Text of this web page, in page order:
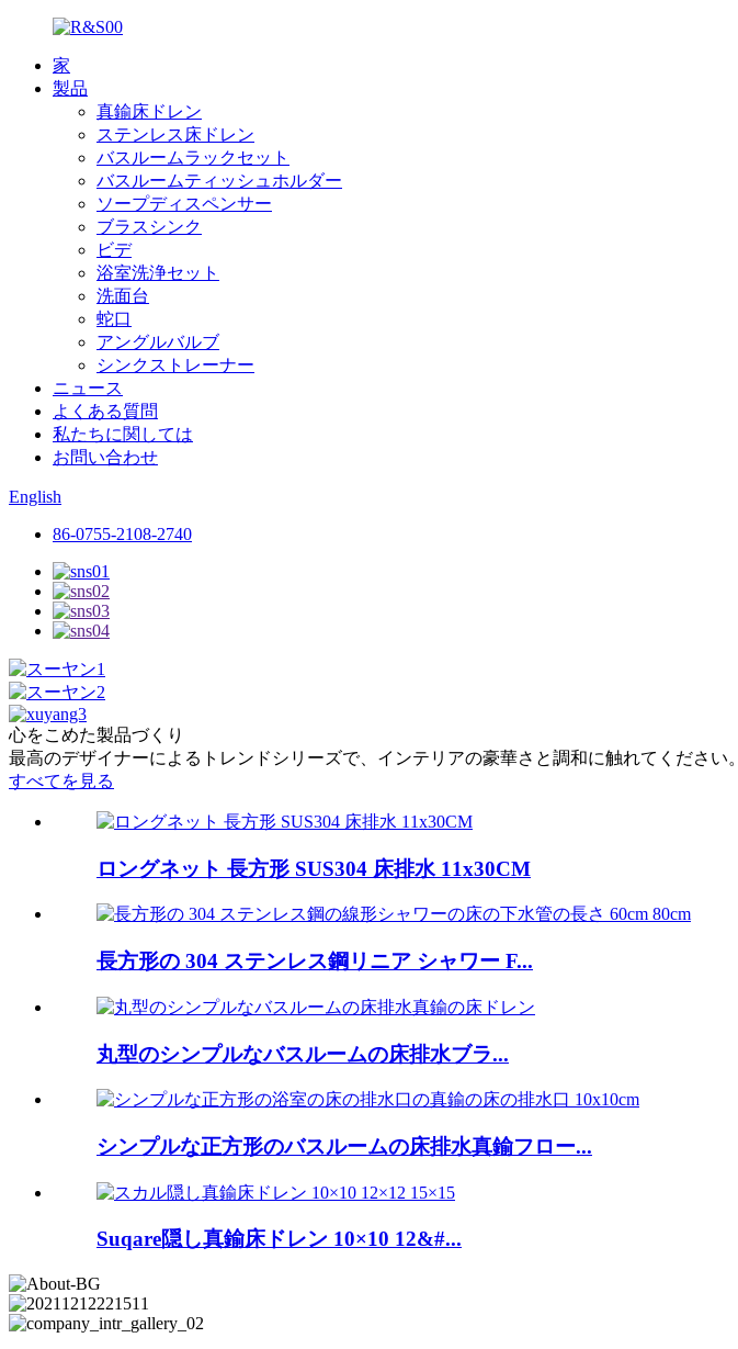
家
製品
真鍮床ドレン
ステンレス床ドレン
バスルームラックセット
バスルームティッシュホルダー
ソープディスペンサー
ブラスシンク
ビデ
浴室洗浄セット
洗面台
蛇口
アングルバルブ
シンクストレーナー
ニュース
よくある質問
私たちに関しては
お問い合わせ
English
86-0755-2108-2740
心をこめた製品づくり
最高のデザイナーによるトレンドシリーズで、インテリアの豪華さと調和に触れてください。
すべてを見る
ロングネット 長方形 SUS304 床排水 11x30CM
長方形の 304 ステンレス鋼リニア シャワー F...
丸型のシンプルなバスルームの床排水ブラ...
シンプルな正方形のバスルームの床排水真鍮フロー...
Suqare隠し真鍮床ドレン 10×10 12&#...